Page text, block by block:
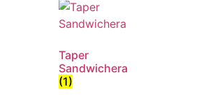
Taper
Sandwichera
(1)